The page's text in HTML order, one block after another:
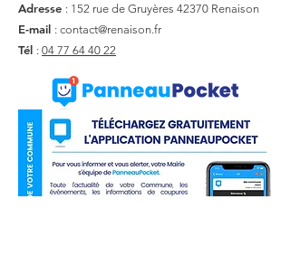
Adresse : 152 rue de Gruyères 42370 Renaison
E-mail : contact@renaison.fr
Tél : 04 77 64 40 22